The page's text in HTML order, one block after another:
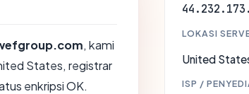
, kami
States, registrar
enkripsi OK.
LOKASI
United
ISP /